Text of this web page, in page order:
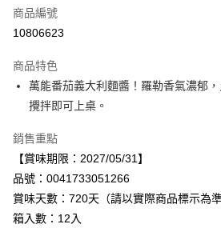
LINE Pay
街口支付
悠遊付
Google Pay
全盈+PAY
AFTEE先享後付
相關說明
商品編號
10806623
商品特色
萬能番茄義大利麵醬！羅勒香氣濃郁
攪拌即可上桌。
銷售重點
【賞味期限：2027/05/31】
品號：0041733051266
賞味天數：720天（請以實際商品標示為準
箱入數：12入